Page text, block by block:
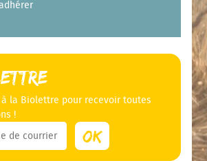
à la Biolettre pour recevoir toutes
!